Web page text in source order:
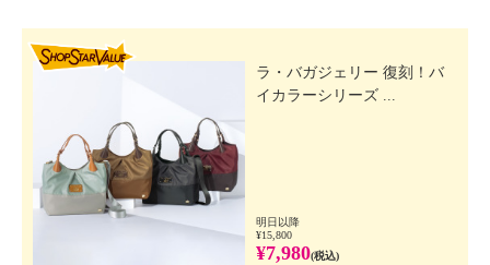
ラ・バガジェリー 復刻！バ
イカラーシリーズ ...
明日以降
¥15,800
¥7,980(税込)